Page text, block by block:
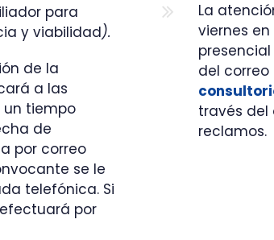
para
y viabilidad).
de la
a las
un tiempo
de
por correo
se le
telefónica. Si
por
La
viernes
del
través del
reclamos.